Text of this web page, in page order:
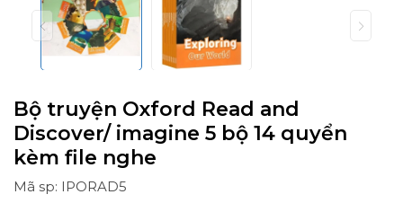
Bộ truyện Oxford Read and
Discover/ imagine 5 bộ 14 quyển
kèm file nghe
Mã sp: IPORAD5